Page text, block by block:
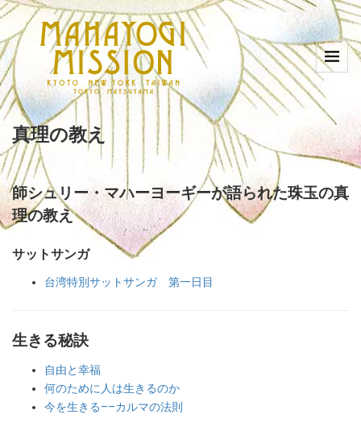
真理の教え
師シュリー・マハーヨーギーが語られた珠玉の真
理の教え
サットサンガ
台湾特別サットサンガ 第一日目
生きる秘訣
自由と幸福
何のために人は生きるのか
今を生きる––カルマの法則